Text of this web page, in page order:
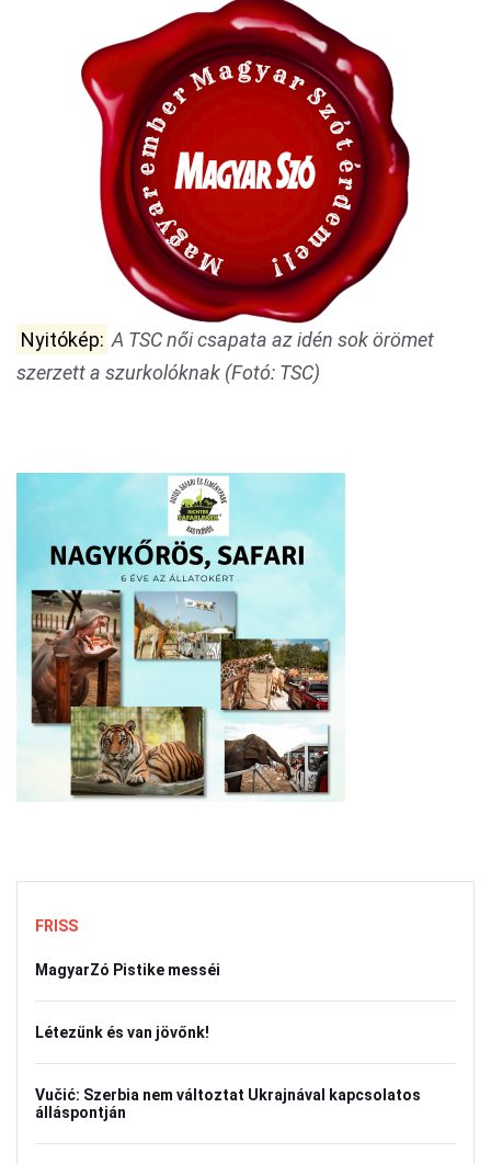
Nyitókép: A TSC női csapata az idén sok örömet
szerzett a szurkolóknak (Fotó: TSC)
FRISS
MagyarZó Pistike messéi
Létezünk és van jövőnk!
Vučić: Szerbia nem változtat Ukrajnával kapcsolatos
álláspontján